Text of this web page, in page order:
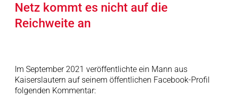
Netz kommt es nicht auf die
Reichweite an
Im September 2021 veröffentlichte ein Mann aus
Kaiserslautern auf seinem öffentlichen Facebook-Profil
folgenden Kommentar: